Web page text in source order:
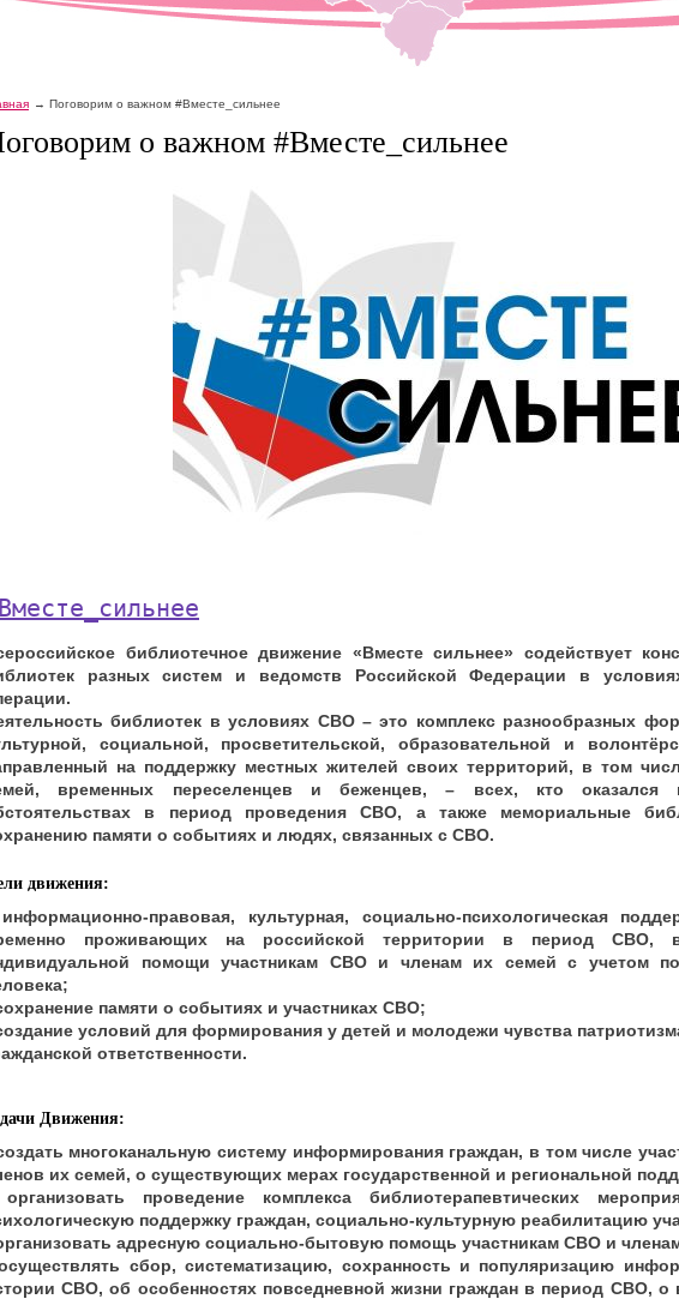
Поговорим о важном #Вместе_сильнее
о важном #Вместе_сильнее
библиотечное движение «Вместе сильнее» содействует
разных систем и ведомств Российской Федерации в
библиотек в условиях СВО – это комплекс разнообразных
социальной, просветительской, образовательной и
на поддержку местных жителей своих территорий, в том
временных переселенцев и беженцев, – всех, кто оказался
в период проведения СВО, а также мемориальные
памяти о событиях и людях, связанных с СВО.
движения:
правовая, культурная, социально-психологическая
проживающих на российской территории в период СВО,
помощи участникам СВО и членам их семей с учетом
памяти о событиях и участниках СВО;
условий для формирования у детей и молодежи чувства
ответственности.
Движения:
многоканальную систему информирования граждан, в том числе
их семей, о существующих мерах государственной и региональной
проведение комплекса библиотерапевтических
поддержку граждан, социально-культурную реабилитацию
адресную социально-бытовую помощь участникам СВО и
сбор, систематизацию, сохранность и популяризацию
СВО, об особенностях повседневной жизни граждан в период СВО, о